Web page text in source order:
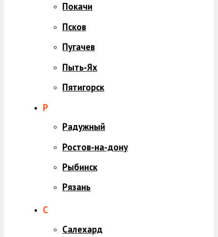
Покачи
Псков
Пугачев
Пыть-Ях
Пятигорск
Р
Радужный
Ростов-на-дону
Рыбинск
Рязань
С
Салехард